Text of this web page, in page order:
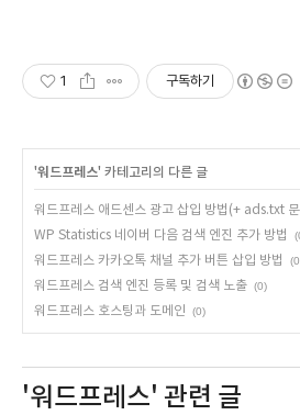
1 구독하기
'워드프레스' 카테고리의 다른 글
워드프레스 애드센스 광고 삽입 방법(+ ads.txt
WP Statistics 네이버 다음 검색 엔진 추가 방법
워드프레스 카카오톡 채널 추가 버튼 삽입 방법
워드프레스 검색 엔진 등록 및 검색 노출 (0)
워드프레스 호스팅과 도메인
(0)
'워드프레스' 관련 글